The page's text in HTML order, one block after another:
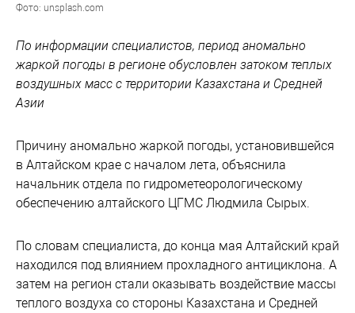
Фото: unsplash.com
По информации специалистов, период аномально
жаркой погоды в регионе обусловлен затоком теплых
воздушных масс с территории Казахстана и Средней
Азии
Причину аномально жаркой погоды, установившейся
в Алтайском крае с началом лета, объяснила
начальник отдела по гидрометеорологическому
обеспечению алтайского ЦГМС Людмила Сырых.
По словам специалиста, до конца мая Алтайский край
находился под влиянием прохладного антициклона. А
затем на регион стали оказывать воздействие массы
теплого воздуха со стороны Казахстана и Средней